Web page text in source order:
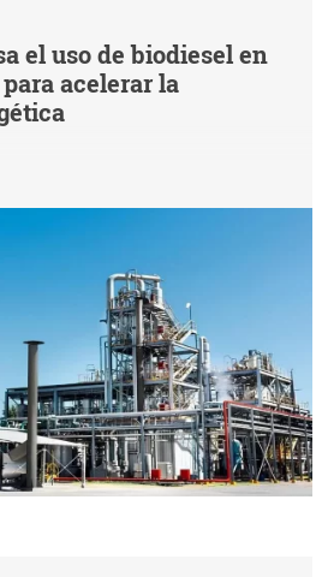
el uso de biodiesel en
acelerar la